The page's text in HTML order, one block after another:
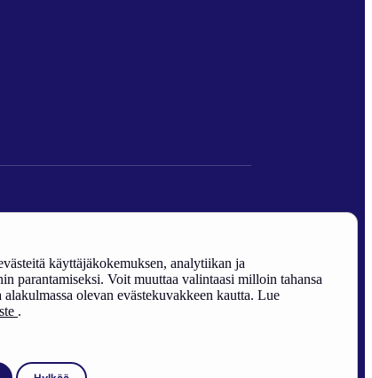
käyttäjäkokemuksen, analytiikan ja
parantamiseksi. Voit muuttaa valintaasi milloin tahansa
alakulmassa olevan evästekuvakkeen kautta. Lue
.